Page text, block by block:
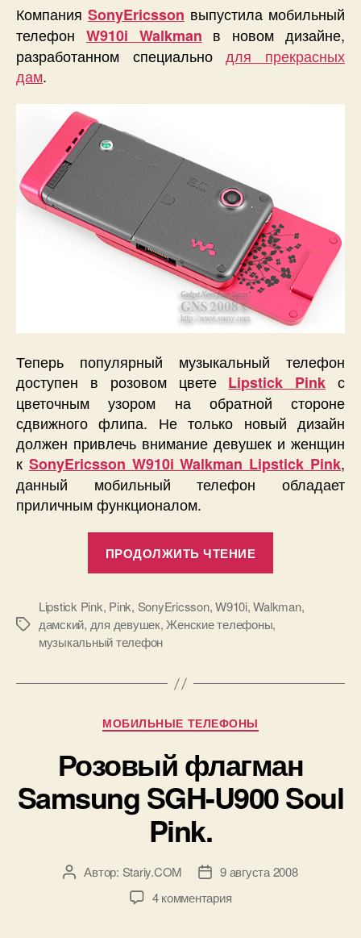
Компания SonyEricsson выпустила мобильный
телефон W910i Walkman в новом дизайне,
разработанном специальнодля прекрасных
дам.
Теперь популярный музыкальный телефон
доступен в розовом цвете Lipstick Pink с
цветочным узором на обратной стороне
сдвижного флипа. Не только новый дизайн
должен привлечь внимание девушек и женщин
к SonyEricsson W910i Walkman Lipstick Pink,
данный мобильный телефон обладает
приличным функционалом.
ПРОДОЛЖИТЬ ЧТЕНИЕ
Lipstick.
Для
Метки
Lipstick Pink, Pink, SonyEricsson,W910i,Walkman,
дамский, для девушек, Женские телефоны,
музыкальный телефон
Рубрики
МОБИЛЬНЫЕ ТЕЛЕФОНЫ
Розовый флагман
Samsung SGH-U900 Soul
Pink.
АвторАвтор: Stariy.COM
Дата9 августа 2008
4 комментарияк